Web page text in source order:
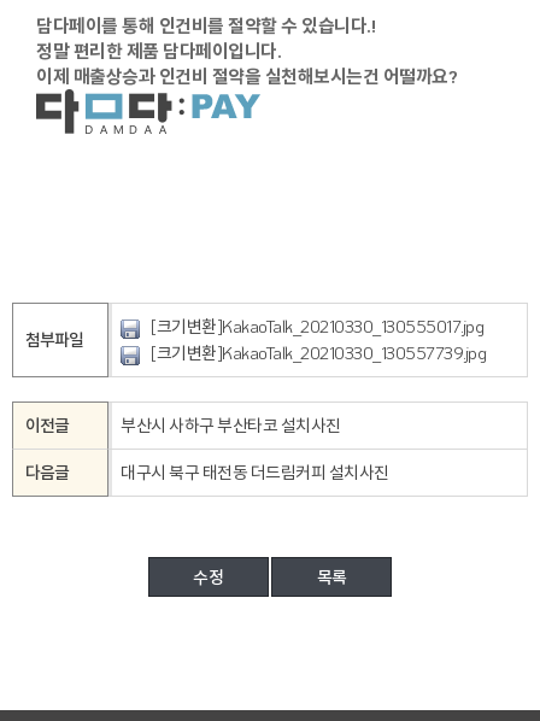
담다페이를 통해 인건비를 절약할 수 있습니다.!
정말 편리한 제품 담다페이입니다.
이제 매출상승과 인건비 절약을 실천해보시는건 어떨까요?
첨부파일
[크기변환]KakaoTalk_20210330_130555017.jpg
[크기변환]KakaoTalk_20210330_130557739.jpg
이전글 부산시 사하구 부산타코 설치사진
다음글 대구시 북구 태전동 더드림커피 설치사진
수정 목록